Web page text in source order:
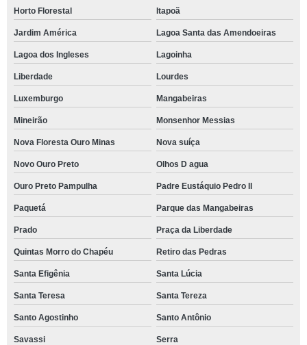
Horto Florestal Itapoã
Jardim América Lagoa Santa das Amendoeiras
Lagoa dos Ingleses Lagoinha
Liberdade Lourdes
Luxemburgo Mangabeiras
Mineirão Monsenhor Messias
Nova Floresta Ouro Minas Nova suíça
Novo Ouro Preto Olhos D agua
Ouro Preto Pampulha Padre Eustáquio Pedro II
Paquetá Parque das Mangabeiras
Prado Praça da Liberdade
Quintas Morro do Chapéu Retiro das Pedras
Santa Efigênia Santa Lúcia
Santa Teresa Santa Tereza
Santo Agostinho Santo Antônio
Savassi Serra